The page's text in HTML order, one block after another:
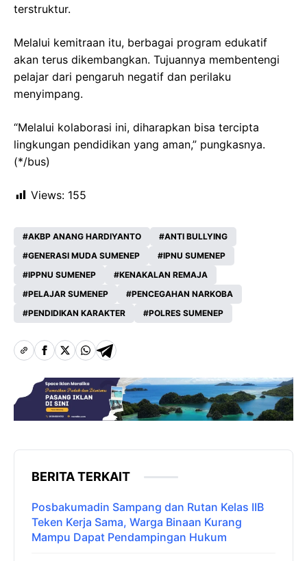
terstruktur.
Melalui kemitraan itu, berbagai program edukatif
akan terus dikembangkan. Tujuannya membentengi
pelajar dari pengaruh negatif dan perilaku
menyimpang.
“Melalui kolaborasi ini, diharapkan bisa tercipta
lingkungan pendidikan yang aman,” pungkasnya.
(*/bus)
Views: 155
AKBP ANANG HARDIYANTO
ANTI BULLYING
GENERASI MUDA SUMENEP
IPNU SUMENEP
IPPNU SUMENEP
KENAKALAN REMAJA
PELAJAR SUMENEP
PENCEGAHAN NARKOBA
PENDIDIKAN KARAKTER
POLRES SUMENEP
BERITA TERKAIT
Posbakumadin Sampang dan Rutan Kelas IIB
Teken Kerja Sama, Warga Binaan Kurang
Mampu Dapat Pendampingan Hukum